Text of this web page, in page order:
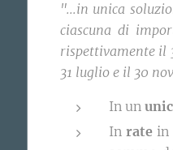
"...in unica
ciascuna di
rispettivamente il
31 luglio e il 30
In un
Inrate in